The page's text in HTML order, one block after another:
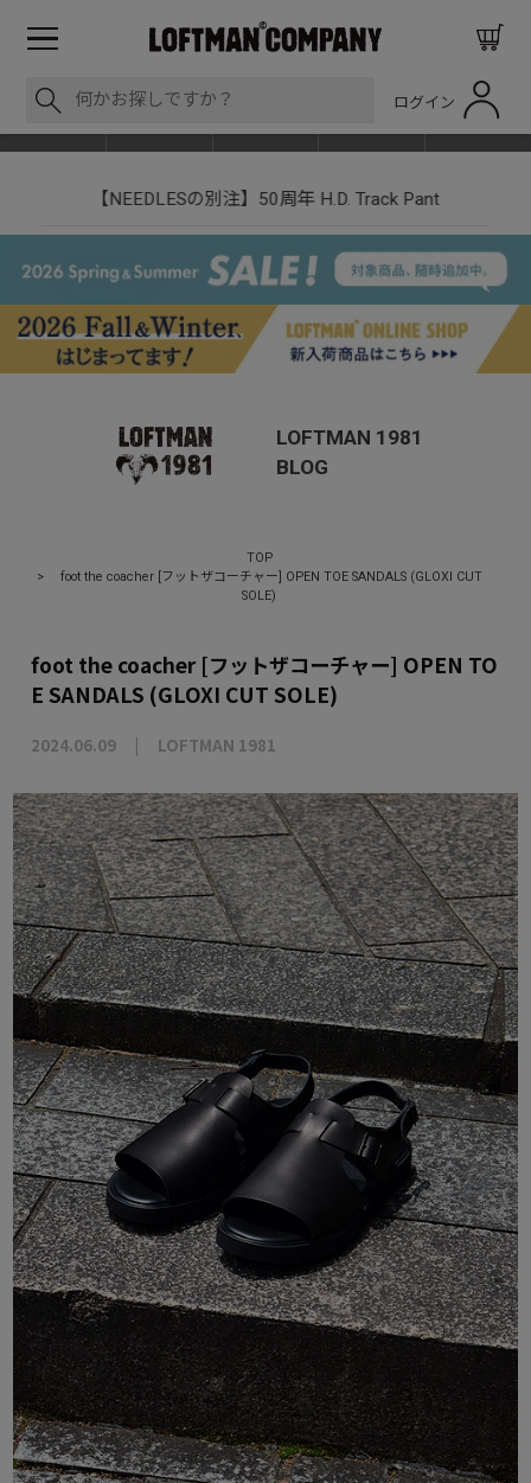
ログイン
【NEEDLESの別注】50周年 H.D. Track Pant
LOFTMAN 1981
BLOG
TOP
>
foot the coacher [フットザコーチャー] OPEN TOE SANDALS (GLOXI CUT
SOLE)
foot the coacher [フットザコーチャー] OPEN TO
E SANDALS (GLOXI CUT SOLE)
2024.06.09 LOFTMAN 1981